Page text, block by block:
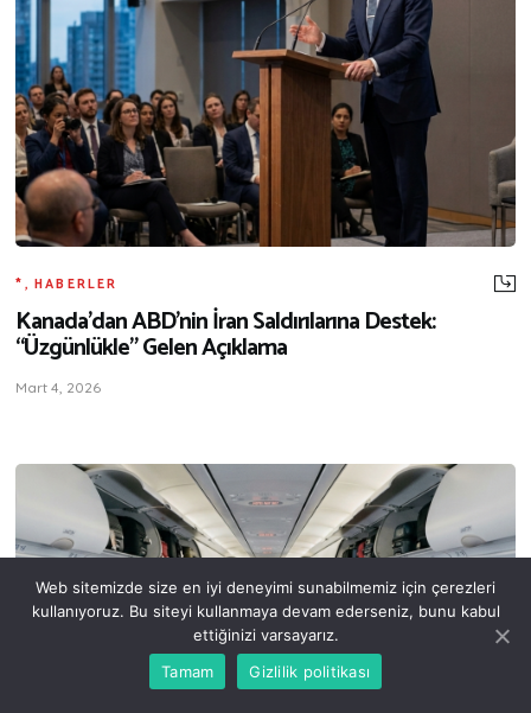
*,HABERLER
Kanada’dan ABD’nin İran Saldırılarına Destek:
“Üzgünlükle” Gelen Açıklama
Mart 4, 2026
Web sitemizde size en iyi deneyimi sunabilmemiz için çerezleri
kullanıyoruz. Bu siteyi kullanmaya devam ederseniz, bunu kabul
ettiğinizi varsayarız.
Tamam
Gizlilik politikası